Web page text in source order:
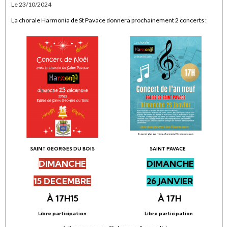
Le 23/10/2024
La chorale Harmonia de St Pavace donnera prochainement 2 concerts :
SAINT GEORGES DU BOIS
DIMANCHE
15 DECEMBRE
À 17H15
Libre participation
SAINT PAVACE
DIMANCHE
26 JANVIER
À 17H
Libre participation